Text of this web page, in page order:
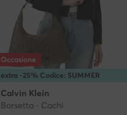
extra -25% Codice: SUMMER
Occasione
Calvin Klein
Borsetta · Cachi